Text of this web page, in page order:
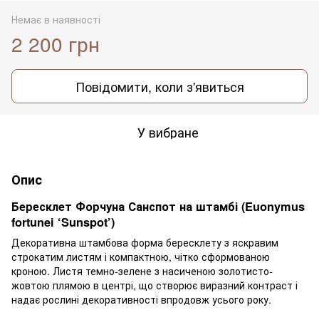
Немає в наявності
2 200 грн
Повідомити, коли з'явиться
У вибране
Опис
Бересклет Форчуна Санспот на штамбі (Euonymus
fortunei ‘Sunspot’)
Декоративна штамбова форма бересклету з яскравим
строкатим листям і компактною, чітко сформованою
кроною. Листя темно-зелене з насиченою золотисто-
жовтою плямою в центрі, що створює виразний контраст і
надає рослині декоративності впродовж усього року.